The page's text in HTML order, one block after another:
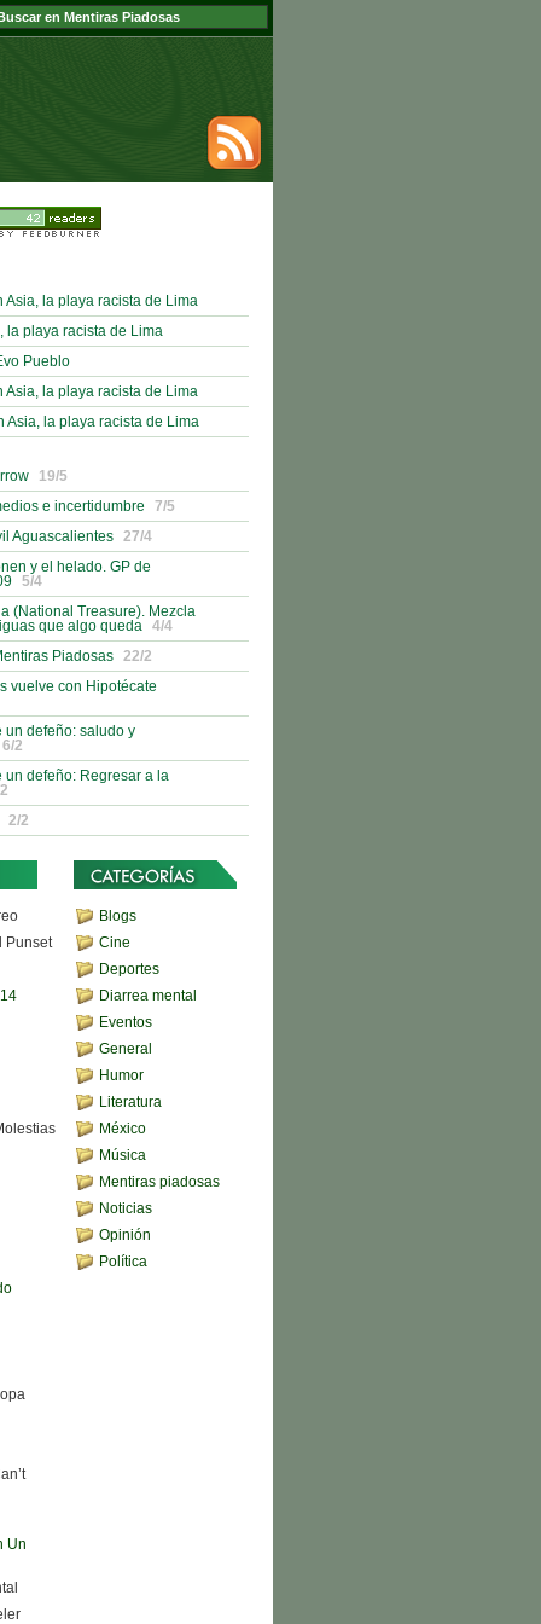
Asia, la playa racista de Lima
la playa racista de Lima
Pueblo
Asia, la playa racista de Lima
Asia, la playa racista de Lima
19/5
e incertidumbre
7/5
Aguascalientes
27/4
y el helado. GP de
5/4
(National Treasure). Mezcla
que algo queda
4/4
Piadosas
22/2
vuelve con Hipotécate
un defeño: saludo y
6/2
un defeño: Regresar a la
2/2
Punset
Un
Blogs
Cine
Deportes
Diarrea mental
Eventos
General
Humor
Literatura
México
Música
Mentiras piadosas
Noticias
Opinión
Política